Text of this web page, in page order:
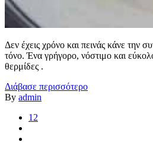
Δεν έχεις χρόνο και πεινάς κάνε την
τόνο. Ένα γρήγορο, νόστιμο και
θερμίδες .
Διάβασε περισσότερο
By admin
12